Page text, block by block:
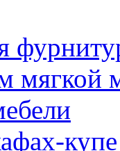
мягкой
купе